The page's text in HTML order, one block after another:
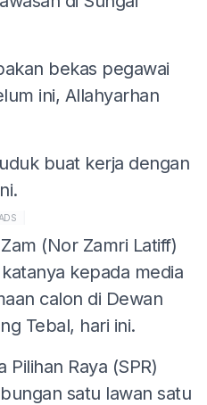
bekas pegawai
ini, Allahyarhan
buat kerja dengan
ADS
(Nor Zamri Latiff)
kepada media
calon di Dewan
Tebal, hari ini.
Raya (SPR)
satu lawan satu